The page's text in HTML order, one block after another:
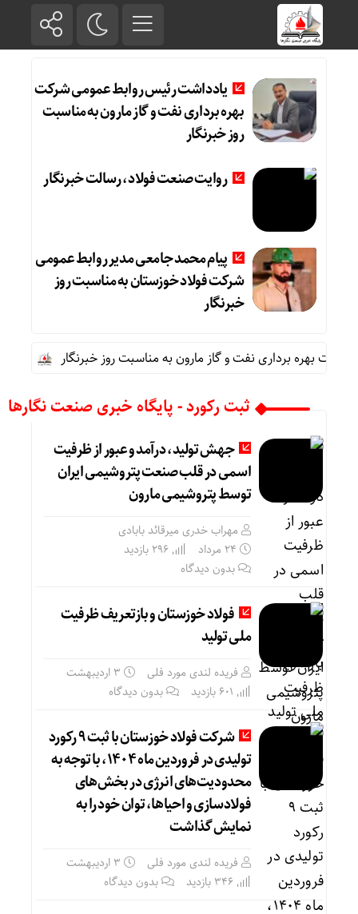
یادداشت رئیس روابط عمومی شرکت
بهره برداری نفت و گاز مارون به مناسبت
روز خبرنگار
روایت صنعت فولاد،‌ رسالت خبرنگار
پیام محمد جامعی مدیر روابط عمومی
شرکت فولاد خوزستان به مناسبت روز
خبرنگار
بهره برداری نفت و گاز مارون به مناسبت روز خبرنگار پیام
ثبت رکورد - پایگاه خبری صنعت نگارها
جهش تولید، درآمد و عبور از ظرفیت
اسمی در قلب صنعت پتروشیمی ایران
توسط پتروشیمی مارون
مهراب خدری میرقائد بابادی
۲۴ مرداد
بدون دیدگاه
فولاد خوزستان و بازتعریف ظرفیت
ملی تولید
فریده لندی مورد فلی
۳ اردیبهشت
بدون دیدگاه
شرکت فولاد خوزستان با ثبت ۹ رکورد
تولیدی در فروردین ماه ۱۴۰۴، با توجه به
محدودیت‌های انرژی در بخش‌های
فولادسازی و احیاها، توان خود را به
نمایش گذاشت
فریده لندی مورد فلی
۳ اردیبهشت
بدون دیدگاه